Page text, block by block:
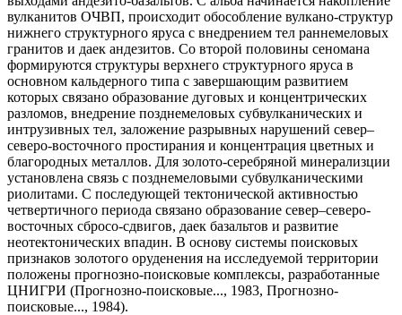
вулканитов ОЧВП, происходит обособление вулкано-структур
нижнего структурного яруса с внедрением тел раннемеловых
гранитов и даек андезитов. Со второй половины сеномана
формируются структуры верхнего структурного яруса в
основном кальдерного типа с завершающим развитием
которых связано образование дуговых и концентрических
разломов, внедрение позднемеловых субвулканических и
интрузивных тел, заложение разрывных нарушений север–
северо-восточного простирания и концентрация цветных и
благородных металлов. Для золото-серебряной минерализции
установлена связь с позднемеловыми субвулканическими
риолитами. С последующей тектонической активностью
четвертичного периода связано образование север–северо-
восточных сбросо-сдвигов, даек базальтов и развитие
неотектонических впадин. В основу системы поисковых
признаков золотого оруденения на исследуемой территории
положены прогнозно-поисковые комплексы, разработанные
ЦНИГРИ (Прогнозно-поисковые..., 1983, Прогнозно-
поисковые..., 1984).